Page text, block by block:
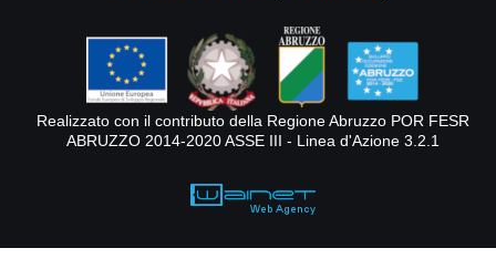
Realizzato con il contributo della Regione Abruzzo POR FESR
ABRUZZO 2014-2020 ASSE III - Linea d'Azione 3.2.1